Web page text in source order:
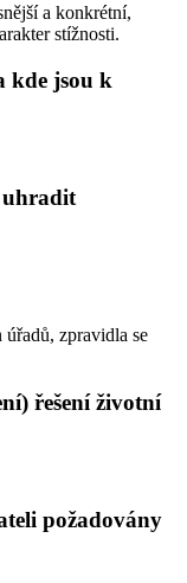
a konkrétní,
stížnosti.
kde jsou k
uhradit
zpravidla se
řešení životní
požadovány